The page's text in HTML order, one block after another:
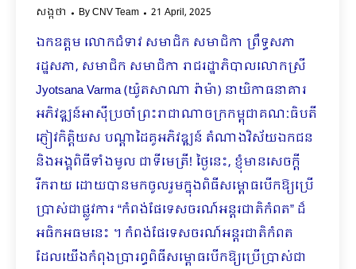
សង្កថា ByCNV Team 21 April, 2025
ឯកឧត្តម លោកជំទាវ សមាជិក សមាជិកា ព្រឹទ្ធសភា
រដ្ឋសភា, សមាជិក សមាជិកា រាជរដ្ឋាភិបាលលោកស្រី
Jyotsana Varma (យ៉ូតសាណា រ៉ាម៉ា) នាយិកាធនាគារ
អភិវឌ្ឍន៍អាស៊ីប្រចាំព្រះរាជាណាចក្រកម្ពុជាគណៈធិបតី
ភ្ញៀវកិត្តិយស បណ្ដាដៃគូអភិវឌ្ឍន៍ តំណាងវិស័យឯកជន
និងអង្គពិធីទាំងមូល ជាទីមេត្រី! ថ្ងៃនេះ, ខ្ញុំមានសេចក្ដី
រីករាយ ដោយបានមកចូលរួមក្នុងពិធីសម្ពោធបើកឱ្យប្រើ
ប្រាស់ជាផ្លូវការ “កំពង់ផែទេសចរណ៍អន្តរជាតិកំពត” ដ៏
អធិកអធមនេះ ។ កំពង់ផែទេសចរណ៍អន្តរជាតិកំពត
ដែលយើងកំពុងប្រារព្ធពិធីសម្ពោធបើកឱ្យប្រើប្រាស់ជា